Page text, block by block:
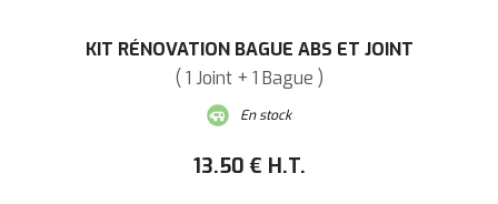
KIT RÉNOVATION BAGUE ABS ET JOINT
( 1 Joint + 1 Bague )
13.50 € H.T.
En stock